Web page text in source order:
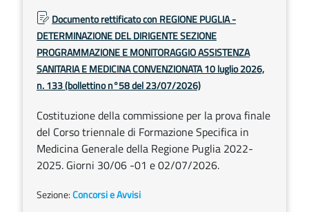
Documento rettificato con REGIONE PUGLIA -
DETERMINAZIONE DEL DIRIGENTE SEZIONE
PROGRAMMAZIONE E MONITORAGGIO ASSISTENZA
SANITARIA E MEDICINA CONVENZIONATA 10 luglio 2026,
n. 133 (bollettino n°58 del 23/07/2026)
Costituzione della commissione per la prova finale
del Corso triennale di Formazione Specifica in
Medicina Generale della Regione Puglia 2022-
2025. Giorni 30/06 -01 e 02/07/2026.
Sezione:Concorsi e Avvisi